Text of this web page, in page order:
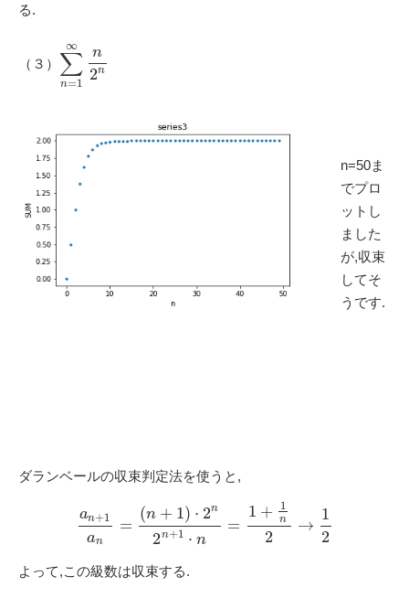
る.
（３） ∑
n=1
∞ n
2n
n=50ま
でプロ
ットし
ました
が,収束
してそ
うです.
ダランベールの収束判定法を使うと,
an+1
an
=
(n + 1) ⋅ 2n
2n+1 ⋅ n
=
1 + 1
n
2
→
1
2
よって,この級数は収束する.